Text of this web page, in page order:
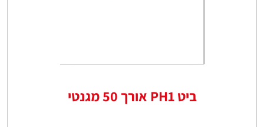
ביט PH1 אורך 50 מגנטי